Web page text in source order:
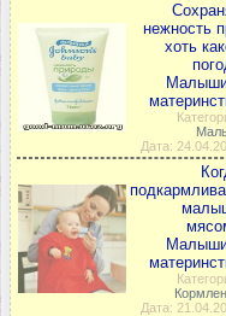
нежность
хоть
Дата:
Дата: